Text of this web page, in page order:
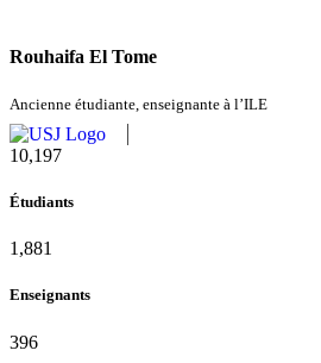
académique, professionnel et personnel.
Rouhaifa El Tome
Ancienne étudiante, enseignante à l’ILE
11,124
Étudiants
2,052
Enseignants
432